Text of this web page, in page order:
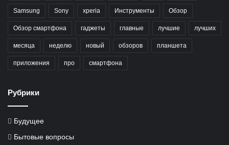
Samsung Sony xperia Инструменты Обзор
Обзор смартфона гаджеты главные лучшие лучших
месяца неделю новый обзоров планшета
приложения про смартфона
Рубрики
Будущее
Бытовые вопросы